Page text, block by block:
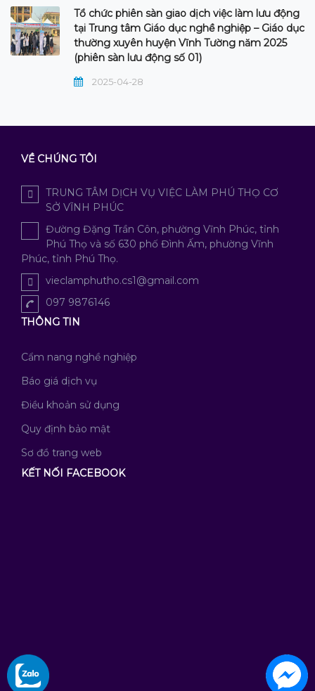
Tổ chức phiên sàn giao dịch việc làm lưu động
tại Trung tâm Giáo dục nghề nghiệp – Giáo dục
thường xuyên huyện Vĩnh Tường năm 2025
(phiên sàn lưu động số 01)
2025-04-28
VỀ CHÚNG TÔI
TRUNG TÂM DỊCH VỤ VIỆC LÀM PHÚ THỌ CƠ
SỞ VĨNH PHÚC
Đường Đặng Trần Côn, phường Vĩnh Phúc, tỉnh
Phú Thọ và số 630 phố Đình Ấm, phường Vĩnh
Phúc, tỉnh Phú Thọ.
vieclamphutho.cs1@gmail.com
097 9876146
THÔNG TIN
Cẩm nang nghề nghiệp
Báo giá dịch vụ
Điều khoản sử dụng
Quy định bảo mật
Sơ đồ trang web
KẾT NỐI FACEBOOK